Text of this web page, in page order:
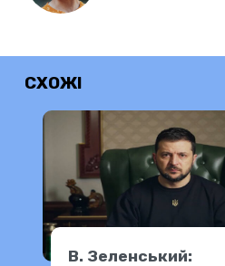
СХОЖІ
В. Зеленський: